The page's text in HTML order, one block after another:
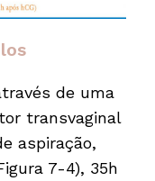
de uma
transvaginal
aspiração,
7-4), 35h